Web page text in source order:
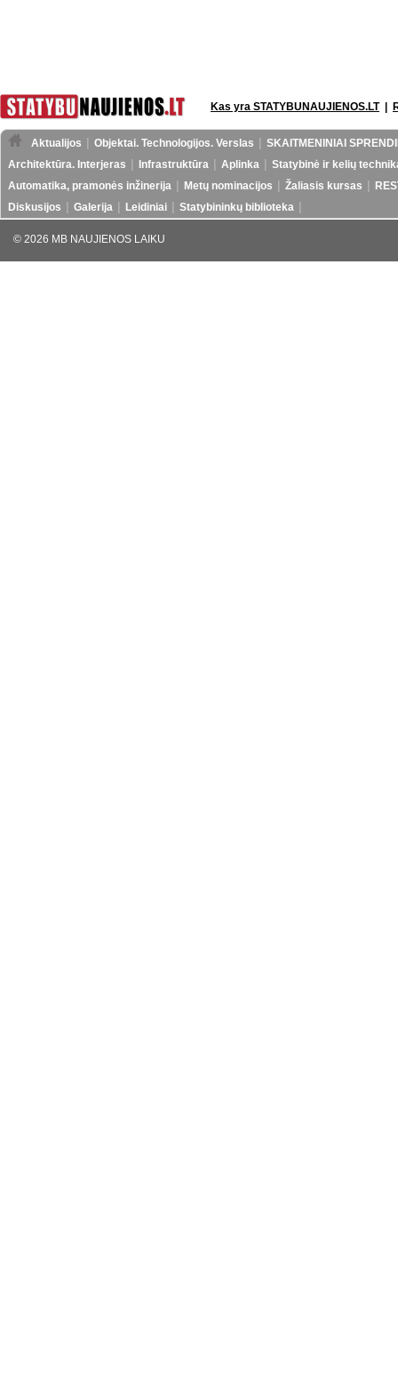
Kas yra STATYBUNAUJIENOS.LT|
Aktualijos Objektai. Technologijos. Verslas
SKAITMENINIAI
Architektūra. Interjeras
Infrastruktūra Aplinka
Statybinė ir kelių
Automatika, pramonės inžinerija
Metų nominacijos Žaliasis kursas
Diskusijos
Galerija Leidiniai Statybininkų biblioteka
© 2026 MB NAUJIENOS LAIKU